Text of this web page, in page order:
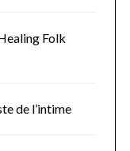
Folk
de l’intime